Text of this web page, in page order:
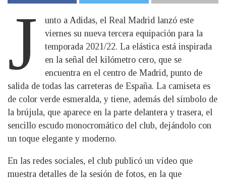
J
unto a Adidas, el Real Madrid lanzó este
viernes su nueva tercera equipación para la
temporada 2021/22. La elástica está inspirada
en la señal del kilómetro cero, que se
encuentra en el centro de Madrid, punto de
salida de todas las carreteras de España. La camiseta es
de color verde esmeralda, y tiene, además del símbolo de
la brújula, que aparece en la parte delantera y trasera, el
sencillo escudo monocromático del club, dejándolo con
un toque elegante y moderno.
En las redes sociales, el club publicó un vídeo que
muestra detalles de la sesión de fotos, en la que